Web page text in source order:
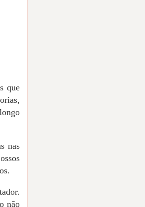
que
nas
não